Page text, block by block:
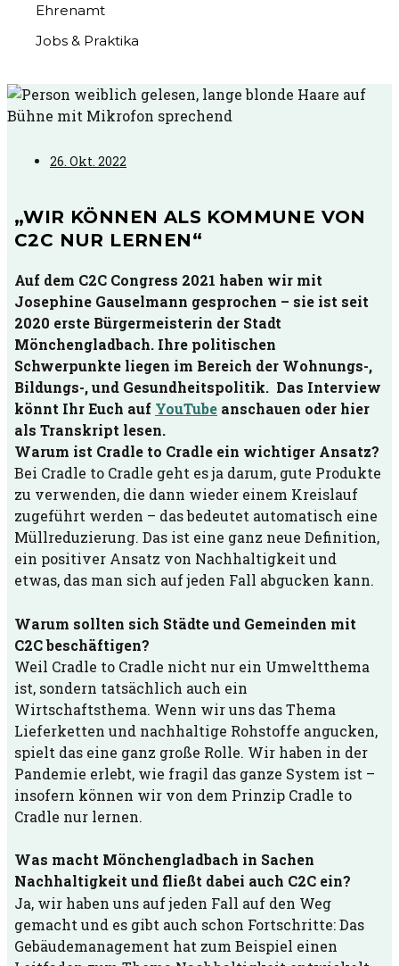
Ehrenamt
Jobs & Praktika
26. Okt. 2022
„WIR KÖNNEN ALS KOMMUNE VON
C2C NUR LERNEN“
Auf dem C2C Congress 2021 haben wir mit
Josephine Gauselmann gesprochen – sie ist seit
2020 erste Bürgermeisterin der Stadt
Mönchengladbach. Ihre politischen
Schwerpunkte liegen im Bereich der Wohnungs-,
Bildungs-, und Gesundheitspolitik. Das Interview
könnt Ihr Euch auf YouTube anschauen oder hier
als Transkript lesen.
Warum ist Cradle to Cradle ein wichtiger Ansatz?
Bei Cradle to Cradle geht es ja darum, gute Produkte
zu verwenden, die dann wieder einem Kreislauf
zugeführt werden – das bedeutet automatisch eine
Müllreduzierung. Das ist eine ganz neue Definition,
ein positiver Ansatz von Nachhaltigkeit und
etwas, das man sich auf jeden Fall abgucken kann.
Warum sollten sich Städte und Gemeinden mit
C2C beschäftigen?
Weil Cradle to Cradle nicht nur ein Umweltthema
ist, sondern tatsächlich auch ein
Wirtschaftsthema. Wenn wir uns das Thema
Lieferketten und nachhaltige Rohstoffe angucken,
spielt das eine ganz große Rolle. Wir haben in der
Pandemie erlebt, wie fragil das ganze System ist –
insofern können wir von dem Prinzip Cradle to
Cradle nur lernen.
Was macht Mönchengladbach in Sachen
Nachhaltigkeit und fließt dabei auch C2C ein?
Ja, wir haben uns auf jeden Fall auf den Weg
gemacht und es gibt auch schon Fortschritte: Das
Gebäudemanagement hat zum Beispiel einen